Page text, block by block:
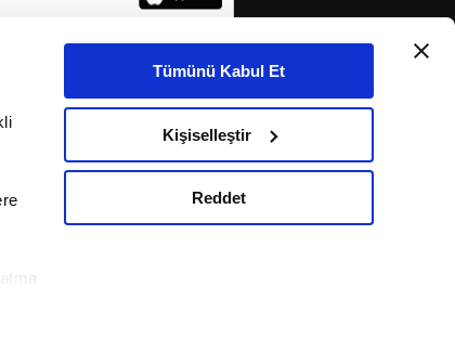
Tümünü Kabul Et
Kişiselleştir
Reddet